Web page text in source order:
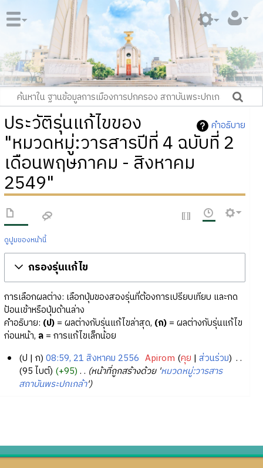
คำอธิบาย
ประวัติรุ่นแก้ไขของ
"หมวดหมู่:วารสารปีที่ 4 ฉบับที่ 2
เดือนพฤษภาคม - สิงหาคม
2549"
ดูปูมของหน้านี้
กรองรุ่นแก้ไข
การเลือกผลต่าง: เลือกปุ่มของสองรุ่นที่ต้องการเปรียบเทียบ และกด
ป้อนเข้าหรือปุ่มด้านล่าง
คำอธิบาย: (ป)= ผลต่างกับรุ่นแก้ไขล่าสุด, (ก)= ผลต่างกับรุ่นแก้ไข
ก่อนหน้า, ล= การแก้ไขเล็กน้อย
า
ค
ป ก 08:59, 21 สิงหาคม 2556 Apirom คุย ส่วนร่วม ‎
95 ไบต์
+95 ‎ หน้าที่ถูกสร้างด้วย 'หมวดหมู่:วารสาร
สถาบันพระปกเกล้า'